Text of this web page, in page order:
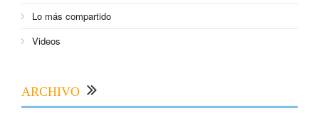
Lo más compartido
Videos
ARCHIVO